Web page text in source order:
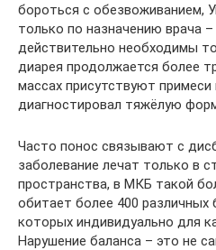
бороться с обезвоживанием,
только по назначению врача
действительно необходимы
диарея продолжается более
массах присутствуют примеси
диагностировал тяжёлую
Часто понос связывают с
заболевание лечат только в
пространства, в МКБ такой
обитает более 400 различных
которых индивидуально для
Нарушение баланса – это не